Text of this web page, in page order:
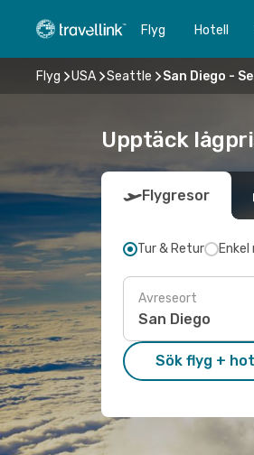
Flyg Hotell
Flyg USA Seattle San Diego -
Upptäck
Flygresor
Tur & Retur Enkel
Avreseort
Sök flyg +